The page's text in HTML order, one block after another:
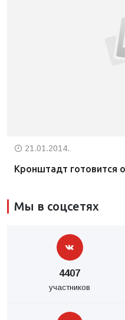
21.01.2014.
Кронштадт готовится
Мы в соцсетях
4407
участников